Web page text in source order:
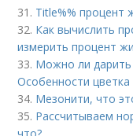
31. Title%% процент
32. Как вычислить
измерить процент
33. Можно ли дарить
Особенности цветка
34. Мезонити, что
35. Рассчитываем